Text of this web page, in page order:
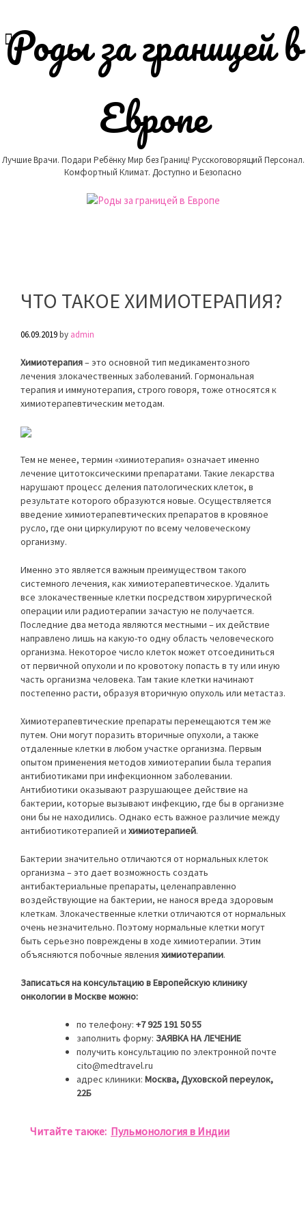
content
Роды за границей в
Европе
Лучшие Врачи. Подари Ребёнку Мир без Границ! Русскоговорящий Персонал.
Комфортный Климат. Доступно и Безопасно
ЧТО ТАКОЕ ХИМИОТЕРАПИЯ?
06.09.2019by admin
Химиотерапия– это основной тип медикаментозного
лечения злокачественных заболеваний. Гормональная
терапия и иммунотерапия, строго говоря, тоже относятся к
химиотерапевтическим методам.
Тем не менее, термин «химиотерапия» означает именно
лечение цитотоксическими препаратами. Такие лекарства
нарушают процесс деления патологических клеток, в
результате которого образуются новые. Осуществляется
введение химиотерапевтических препаратов в кровяное
русло, где они циркулируют по всему человеческому
организму.
Именно это является важным преимуществом такого
системного лечения, как химиотерапевтическое. Удалить
все злокачественные клетки посредством хирургической
операции или радиотерапии зачастую не получается.
Последние два метода являются местными – их действие
направлено лишь на какую-то одну область человеческого
организма. Некоторое число клеток может отсоединиться
от первичной опухоли и по кровотоку попасть в ту или иную
часть организма человека. Там такие клетки начинают
постепенно расти, образуя вторичную опухоль или метастаз.
Химиотерапевтические препараты перемещаются тем же
путем. Они могут поразить вторичные опухоли, а также
отдаленные клетки в любом участке организма. Первым
опытом применения методов химиотерапии была терапия
антибиотиками при инфекционном заболевании.
Антибиотики оказывают разрушающее действие на
бактерии, которые вызывают инфекцию, где бы в организме
они бы не находились. Однако есть важное различие между
антибиотикотерапией и химиотерапией.
Бактерии значительно отличаются от нормальных клеток
организма – это дает возможность создать
антибактериальные препараты, целенаправленно
воздействующие на бактерии, не нанося вреда здоровым
клеткам. Злокачественные клетки отличаются от нормальных
очень незначительно. Поэтому нормальные клетки могут
быть серьезно повреждены в ходе химиотерапии. Этим
объясняются побочные явления химиотерапии.
Записаться на консультацию в Европейскую клинику
онкологии в Москве можно:
по телефону: +7 925 191 50 55
заполнить форму: ЗАЯВКА НА ЛЕЧЕНИЕ
получить консультацию по электронной почте
cito@medtravel.ru
адрес клиники: Москва, Духовской переулок,
22Б
Читайте также: Пульмонология в Индии